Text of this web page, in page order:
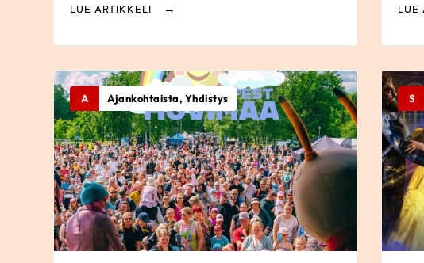
LUE ARTIKKELI LUE
A Ajankohtaista, Yhdistys S